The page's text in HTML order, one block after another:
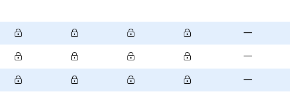
—
—
—